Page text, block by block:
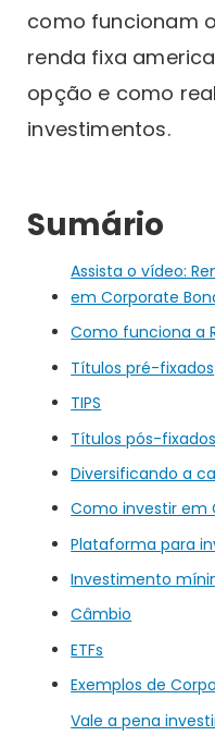
como funcionam
renda fixa
opção e como
investimentos.
Sumário
Assista o vídeo:
em Corporate
Como funciona a
Títulos pré-fixados
TIPS
Títulos pós-fixados
Diversificando a
Como investir em
Plataforma para
Investimento
Câmbio
ETFs
Exemplos de
Vale a pena